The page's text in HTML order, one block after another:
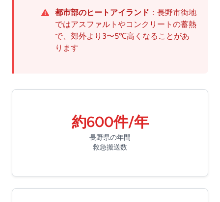
都市部のヒートアイランド ：長野市街地
ではアスファルトやコンクリートの蓄熱
で、郊外より3〜5℃高くなることがあ
ります
約600件/年
長野県の年間
救急搬送数